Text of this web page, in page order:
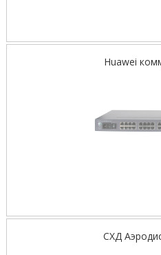
Huawei
СХД